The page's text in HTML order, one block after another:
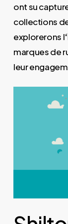
ont su
collections
explorerons l
marques de
leur